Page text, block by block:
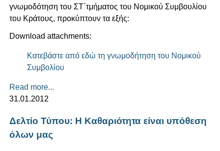
γνωμοδότηση του ΣΤ΄τμήματος του Νομικού Συμβουλίου
του Κράτους, προκύπτουν τα εξής:
Download attachments:
Κατεβάστε από εδώ τη γνωμοδήτηση του Νομικού
Συμβολίου
Read more...
31.01.2012
Δελτίο Τύπου: Η Καθαριότητα είναι υπόθεση
όλων μας